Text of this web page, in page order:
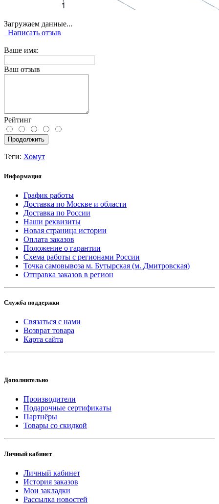
Загружаем данные...
Написать отзыв
Ваше имя:
Ваш отзыв
Рейтинг
Продолжить
Теги: Хомут
Информация
График работы
Доставка по Москве и области
Доставка по России
Наши реквизиты
Новая страница истории
Оплата заказов
Положение о гарантии
Схема работы с регионами России
Точка самовывоза м. Бутырская (м. Дмитровская)
Отправка заказов в регион
Служба поддержки
Связаться с нами
Возврат товара
Карта сайта
Дополнительно
Производители
Подарочные сертификаты
Партнёры
Товары со скидкой
Личный кабинет
Личный кабинет
История заказов
Мои закладки
Рассылка новостей